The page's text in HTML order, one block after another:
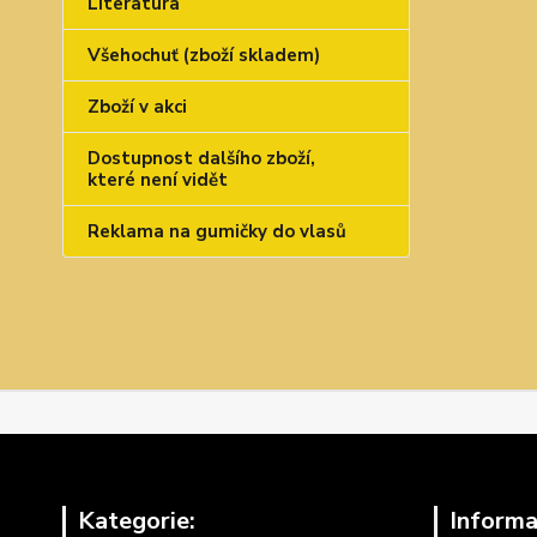
Všehochuť (zboží skladem)
Zboží v akci
Dostupnost dalšího zboží,
které není vidět
Reklama na gumičky do vlasů
Kategorie: